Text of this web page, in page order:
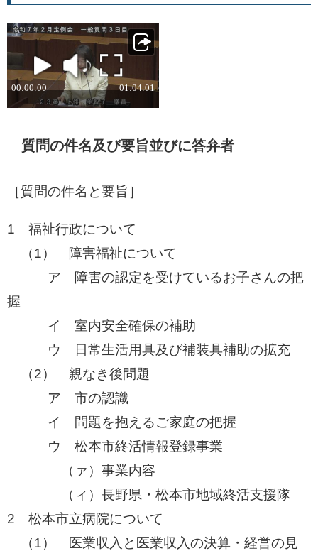
質問の件名及び要旨並びに答弁者
［質問の件名と要旨］​
1 福祉行政について
​ （1） 障害福祉について
ア 障害の認定を受けているお子さんの把
握
イ 室内安全確保の補助
ウ 日常生活用具及び補装具補助の拡充​
（2） 親なき後問題
ア 市の認識
イ 問題を抱えるご家庭の把握
ウ 松本市終活情報登録事業
（ァ）事業内容
（ィ）長野県・松本市地域終活支援隊
​2 松本市立病院について
​ （1） 医業収入と医業収入の決算・経営の見